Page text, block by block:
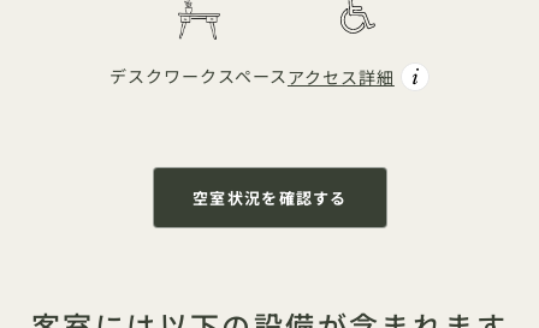
デスクワークスペースアクセス詳細
空室状況を確認する